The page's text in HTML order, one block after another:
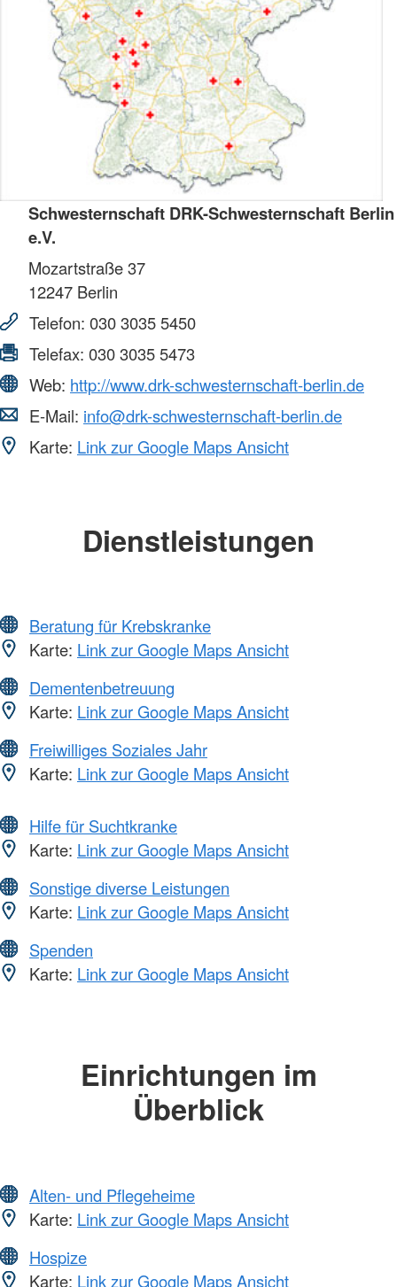
Schwesternschaft DRK-Schwesternschaft Berlin
e.V.
Mozartstraße 37
12247 Berlin
Telefon: 030 3035 5450
Telefax: 030 3035 5473
Web: http://www.drk-schwesternschaft-berlin.de
E-Mail: info@drk-schwesternschaft-berlin.de
Karte: Link zur Google Maps Ansicht
Dienstleistungen
Beratung für Krebskranke
Karte: Link zur Google Maps Ansicht
Dementenbetreuung
Karte: Link zur Google Maps Ansicht
Freiwilliges Soziales Jahr
Karte: Link zur Google Maps Ansicht
Hilfe für Suchtkranke
Karte: Link zur Google Maps Ansicht
Sonstige diverse Leistungen
Karte: Link zur Google Maps Ansicht
Spenden
Karte: Link zur Google Maps Ansicht
Einrichtungen im
Überblick
Alten- und Pflegeheime
Karte: Link zur Google Maps Ansicht
Hospize
Karte: Link zur Google Maps Ansicht